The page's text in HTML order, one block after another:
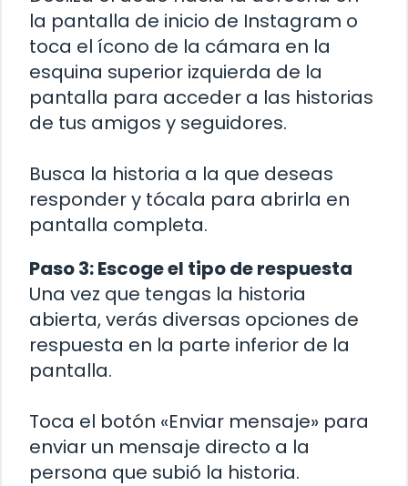
la pantalla de inicio de Instagram o
toca el ícono de la cámara en la
esquina superior izquierda de la
pantalla para acceder a las historias
de tus amigos y seguidores.
Busca la historia a la que deseas
responder y tócala para abrirla en
pantalla completa.
Paso 3: Escoge el tipo de respuesta
Una vez que tengas la historia
abierta, verás diversas opciones de
respuesta en la parte inferior de la
pantalla.
Toca el botón «Enviar mensaje» para
enviar un mensaje directo a la
persona que subió la historia.